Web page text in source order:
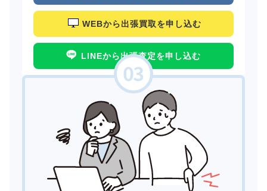
WEBから出張買取を申し込む
LINEから出張査定を申し込む